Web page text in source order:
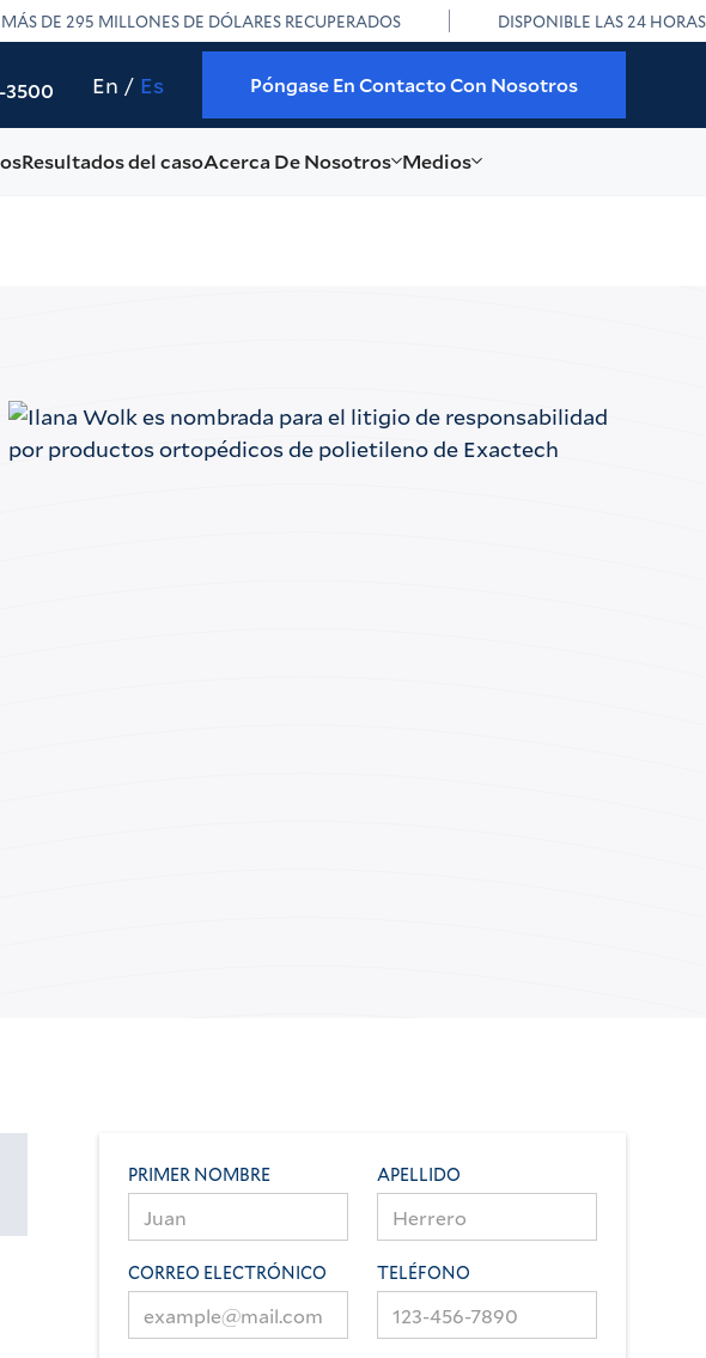
MÁS DE 295 MILLONES DE DÓLARES RECUPERADOS DISPONIBLE LAS 24 HORAS
3500 En Es Póngase En Contacto Con Nosotros
Resultados del casoAcerca De Nosotros Medios
PRIMER NOMBRE APELLIDO
CORREO ELECTRÓNICO TELÉFONO